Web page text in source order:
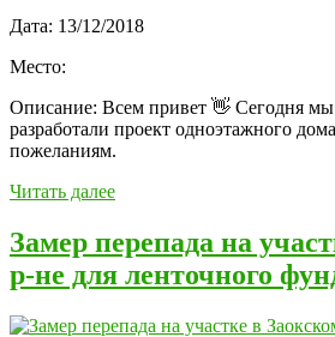
Дата: 13/12/2018
Место:
Описание: Всем привет 👋 Сегодня мы
разработали проект одноэтажного
пожеланиям.
Читать далее
Замер перепада на
р-не для ленточного